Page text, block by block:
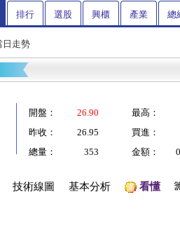
排行 選股 興櫃 產業 總
日走勢
開盤： 26.90
最高：
昨收：
26.95
買進：
總量：
353 金額：
技術線圖 基本分析 看懂